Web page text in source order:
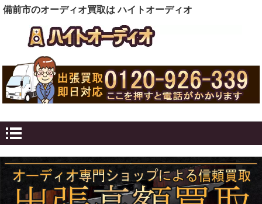
備前市のオーディオ買取は ハイトオーディオ